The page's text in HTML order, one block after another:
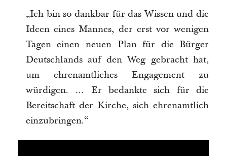
„Ich bin so dankbar für das Wissen und die
Ideen eines Mannes, der erst vor wenigen
Tagen einen neuen Plan für die Bürger
Deutschlands auf den Weg gebracht hat,
um ehrenamtliches Engagement zu
würdigen. … Er bedankte sich für die
Bereitschaft der Kirche, sich ehrenamtlich
einzubringen.“